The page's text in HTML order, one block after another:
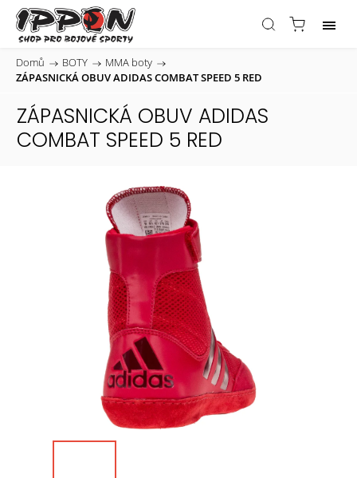
Domů / BOTY / MMA boty /
ZÁPASNICKÁ OBUV ADIDAS COMBAT SPEED 5 RED
ZÁPASNICKÁ OBUV ADIDAS
COMBAT SPEED 5 RED